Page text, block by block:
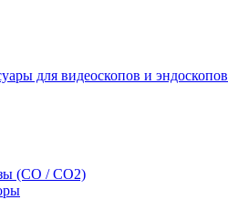
для видеоскопов и эндоскопов
(CO / CO2)